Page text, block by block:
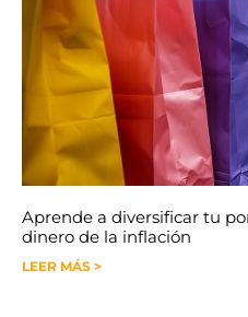
Aprende a diversificar tu
dinero de la inflación
LEER MÁS >